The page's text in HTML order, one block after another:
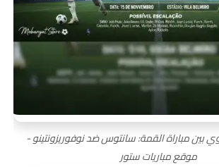
بين مباراة القمة: سانتوس ضد نوفوريزونتينو -
موقع مباريات ستور